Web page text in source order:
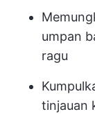
umpan
ragu
tinjauan